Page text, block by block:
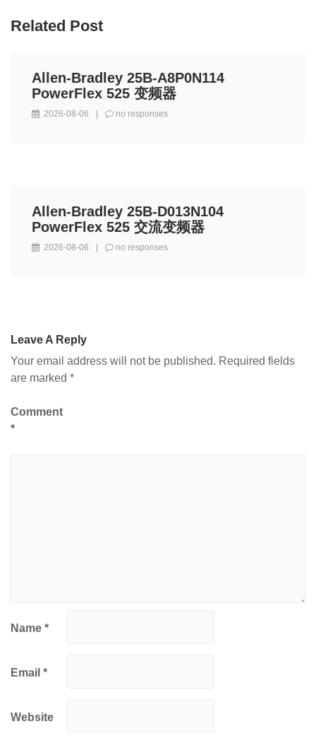
Related Post
Allen-Bradley 25B-A8P0N114
PowerFlex 525 变频器
2026-08-06 no responses
Allen-Bradley 25B-D013N104
PowerFlex 525 交流变频器
2026-08-06 no responses
Leave A Reply
Your email address will not be published. Required fields
are marked *
Comment
*
Name *
Email *
Website